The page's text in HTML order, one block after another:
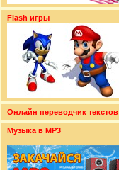
Flash игры
Онлайн переводчик текстов
Музыка в MP3